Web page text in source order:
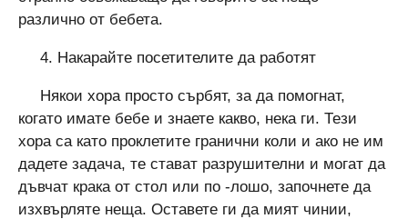
различно от бебета.
4. Накарайте посетителите да работят
Някои хора просто сърбят, за да помогнат,
когато имате бебе и знаете какво, нека ги. Тези
хора са като проклетите гранични коли и ако не им
дадете задача, те стават разрушителни и могат да
дъвчат крака от стол или по -лошо, започнете да
изхвърляте неща. Оставете ги да мият чинии,